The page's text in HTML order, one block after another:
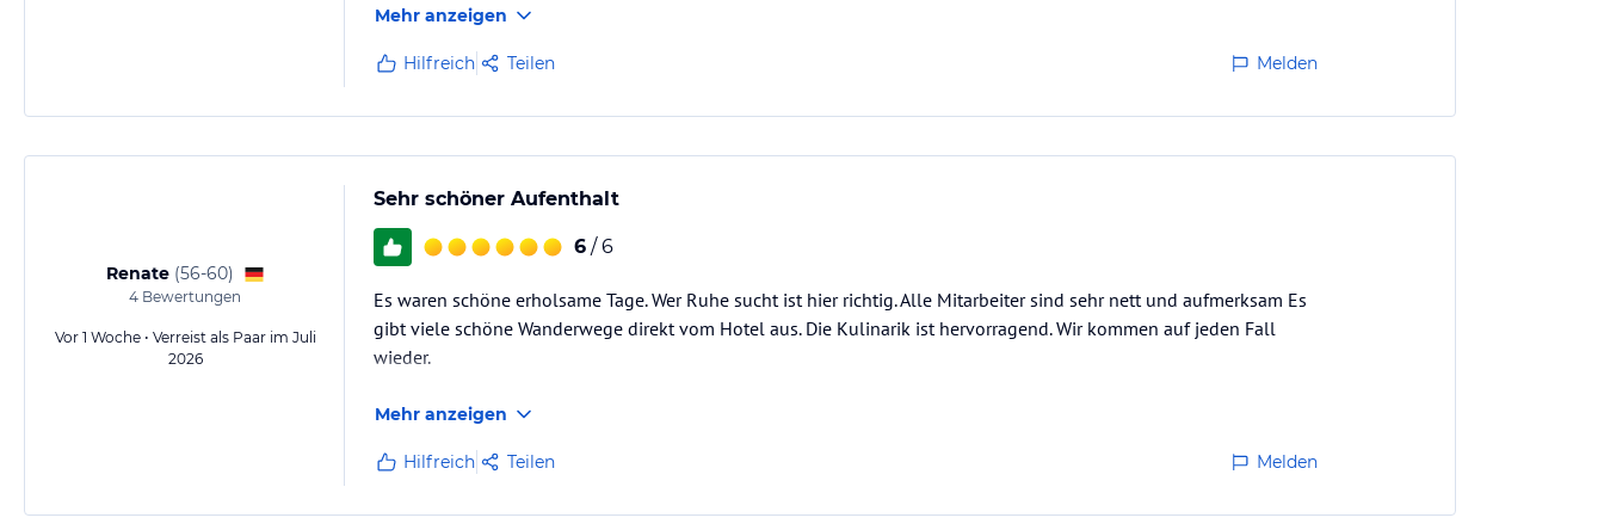
Mehr anzeigen
Hilfreich Teilen Melden
Renate (56-60)
4 Bewertungen
Vor 1 Woche • Verreist als Paar im Juli
2026
Sehr schöner Aufenthalt
6 / 6
Es waren schöne erholsame Tage. Wer Ruhe sucht ist hier richtig. Alle Mitarbeiter sind sehr nett und aufmerksam Es
gibt viele schöne Wanderwege direkt vom Hotel aus. Die Kulinarik ist hervorragend. Wir kommen auf jeden Fall
wieder.
Mehr anzeigen
Hilfreich Teilen Melden